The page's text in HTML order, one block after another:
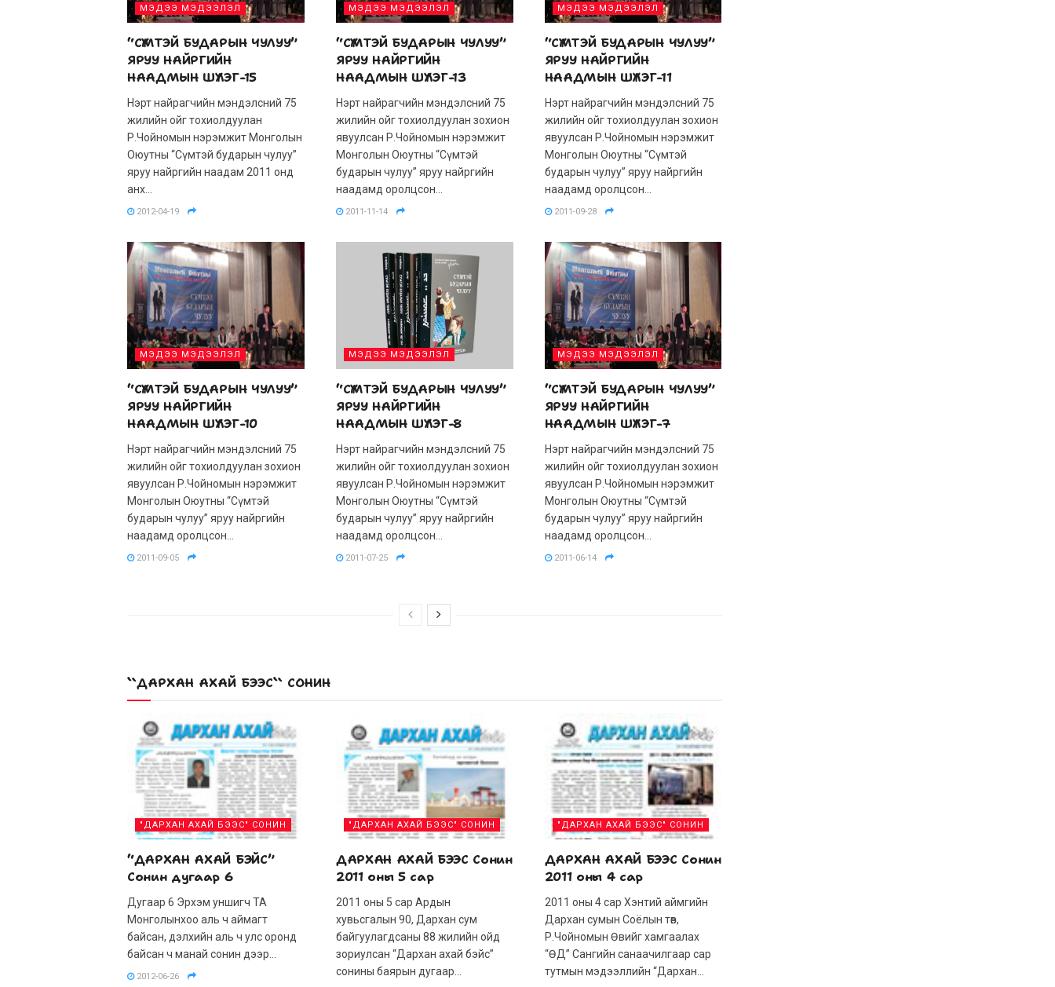
МЭДЭЭ МЭДЭЭЛЭЛ
“СҮМТЭЙ БУДАРЫН ЧУЛУУ”
ЯРУУ НАЙРГИЙН
НААДМЫН ШҮЛЭГ-15
Нэрт найрагчийн мэндэлсний 75
жилийн ойг тохиолдуулан
Р.Чойномын нэрэмжит Монголын
Оюутны “Сүмтэй бударын чулуу”
яруу найргийн наадам 2011 онд
анх...
2012-04-19
МЭДЭЭ МЭДЭЭЛЭЛ
“СҮМТЭЙ БУДАРЫН ЧУЛУУ”
ЯРУУ НАЙРГИЙН
НААДМЫН ШҮЛЭГ-13
Нэрт найрагчийн мэндэлсний 75
жилийн ойг тохиолдуулан зохион
явуулсан Р.Чойномын нэрэмжит
Монголын Оюутны “Сүмтэй
бударын чулуу” яруу найргийн
наадамд оролцсон...
2011-11-14
МЭДЭЭ МЭДЭЭЛЭЛ
“СҮМТЭЙ БУДАРЫН ЧУЛУУ”
ЯРУУ НАЙРГИЙН
НААДМЫН ШҮЛЭГ-11
Нэрт найрагчийн мэндэлсний 75
жилийн ойг тохиолдуулан зохион
явуулсан Р.Чойномын нэрэмжит
Монголын Оюутны “Сүмтэй
бударын чулуу” яруу найргийн
наадамд оролцсон...
2011-09-28
МЭДЭЭ МЭДЭЭЛЭЛ
“СҮМТЭЙ БУДАРЫН ЧУЛУУ”
ЯРУУ НАЙРГИЙН
НААДМЫН ШҮЛЭГ-10
Нэрт найрагчийн мэндэлсний 75
жилийн ойг тохиолдуулан зохион
явуулсан Р.Чойномын нэрэмжит
Монголын Оюутны “Сүмтэй
бударын чулуу” яруу найргийн
наадамд оролцсон...
2011-09-05
МЭДЭЭ МЭДЭЭЛЭЛ
“СҮМТЭЙ БУДАРЫН ЧУЛУУ”
ЯРУУ НАЙРГИЙН
НААДМЫН ШҮЛЭГ-8
Нэрт найрагчийн мэндэлсний 75
жилийн ойг тохиолдуулан зохион
явуулсан Р.Чойномын нэрэмжит
Монголын Оюутны “Сүмтэй
бударын чулуу” яруу найргийн
наадамд оролцсон...
2011-07-25
МЭДЭЭ МЭДЭЭЛЭЛ
“СҮМТЭЙ БУДАРЫН ЧУЛУУ”
ЯРУУ НАЙРГИЙН
НААДМЫН ШҮЛЭГ-7
Нэрт найрагчийн мэндэлсний 75
жилийн ойг тохиолдуулан зохион
явуулсан Р.Чойномын нэрэмжит
Монголын Оюутны “Сүмтэй
бударын чулуу” яруу найргийн
наадамд оролцсон...
2011-06-14
``ДАРХАН АХАЙ БЭЭС`` СОНИН
"ДАРХАН АХАЙ БЭЭС" СОНИН
“ДАРХАН АХАЙ БЭЙС”
Сонин дугаар 6
Дугаар 6 Эрхэм уншигч ТА
Монголынхоо аль ч аймагт
байсан, дэлхийн аль ч улс оронд
байсан ч манай сонин дээр...
2012-06-26
"ДАРХАН АХАЙ БЭЭС" СОНИН
ДАРХАН АХАЙ БЭЭС Сонин
2011 оны 5 сар
2011 оны 5 сар Ардын
хувьсгалын 90, Дархан сум
байгуулагдсаны 88 жилийн ойд
зориулсан “Дархан ахай бэйс”
сонины баярын дугаар...
"ДАРХАН АХАЙ БЭЭС" СОНИН
ДАРХАН АХАЙ БЭЭС Сонин
2011 оны 4 сар
2011 оны 4 сар Хэнтий аймгийн
Дархан сумын Соёлын төв,
Р.Чойномын Өвийг хамгаалах
“ӨД” Сангийн санаачилгаар сар
тутмын мэдээллийн “Дархан...